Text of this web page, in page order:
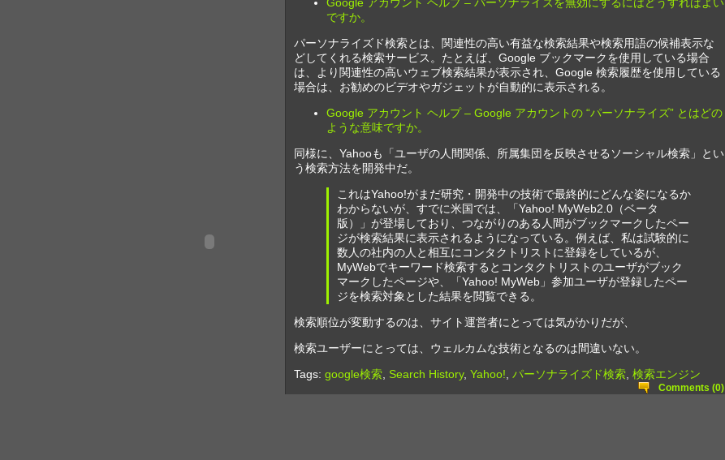
ですか。
パーソナライズド検索とは、関連性の高い有益な検索結果や検索用語の候補表示な
どしてくれる検索サービス。たとえば、Google ブックマークを使用している場合
は、より関連性の高いウェブ検索結果が表示され、Google 検索履歴を使用している
場合は、お勧めのビデオやガジェットが自動的に表示される。
Google アカウント ヘルプ – Google アカウントの “パーソナライズ” とはどの
ような意味ですか。
同様に、Yahooも「ユーザの人間関係、所属集団を反映させるソーシャル検索」とい
う検索方法を開発中だ。
これはYahoo!がまだ研究・開発中の技術で最終的にどんな姿になるか
わからないが、すでに米国では、「Yahoo! MyWeb2.0（ベータ
版）」が登場しており、つながりのある人間がブックマークしたペー
ジが検索結果に表示されるようになっている。例えば、私は試験的に
数人の社内の人と相互にコンタクトリストに登録をしているが、
MyWebでキーワード検索するとコンタクトリストのユーザがブック
マークしたページや、「Yahoo! MyWeb」参加ユーザが登録したペー
ジを検索対象とした結果を閲覧できる。
検索順位が変動するのは、サイト運営者にとっては気がかりだが、
検索ユーザーにとっては、ウェルカムな技術となるのは間違いない。
Tags: google検索 Search History, Yahoo! パーソナライズド検索 検索エンジン
Comments (0)